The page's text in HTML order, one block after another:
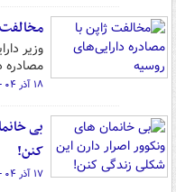
مخالفت
وزیر
مصادره
۱۸ آذر ۰۴ - ۰۸:۴۱
بی
کنن!
۱۷ آذر ۰۴ - ۱۴:۵۹